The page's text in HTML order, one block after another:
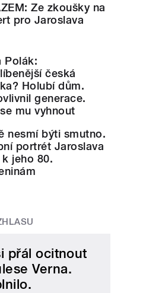
Ze zkoušky na
pro Jaroslava
Polák:
česká
Holubí dům.
generace.
mu vyhnout
nesmí býti smutno.
portrét Jaroslava
k jeho 80.
přál ocitnout
Verna.